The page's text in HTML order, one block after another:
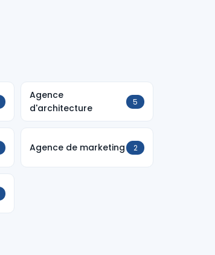
Agence
d'architecture
5
Agence de marketing 2